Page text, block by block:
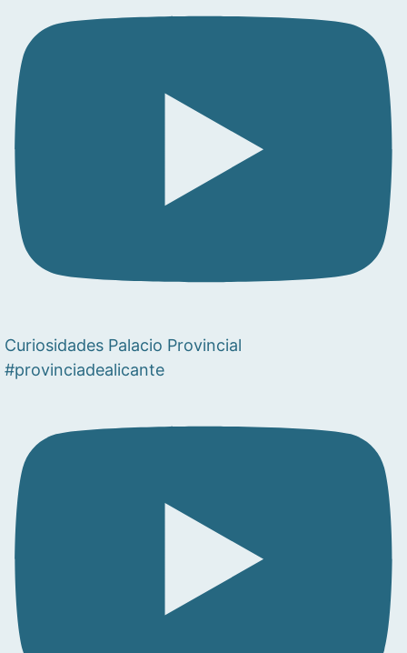
Curiosidades Palacio Provincial
#provinciadealicante